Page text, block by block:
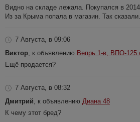
Видно на складе лежала. Покупался в 2014
Из за Крыма попала в магазин. Так сказали.
7 Августа, в 09:06
Виктор , к объявлению Вепрь 1-в, ВПО-125
Ещё продается?
7 Августа, в 08:32
Дмитрий , к объявлению Диана 48
К чему этот бред?